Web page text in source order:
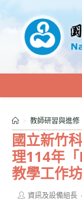
轉
內
國立新竹
理114年
教學工作
> 教師研習與進修
Post資訊及設備組長